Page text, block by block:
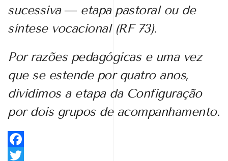
sucessiva ― etapa pastoral ou de
síntese vocacional (RF 73).
Por razões pedagógicas e uma vez
que se estende por quatro anos,
dividimos a etapa da Configuração
por dois grupos de acompanhamento.
Facebook